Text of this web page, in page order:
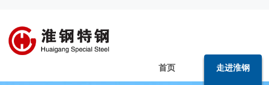
首页 走进淮钢